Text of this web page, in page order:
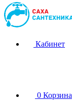
Кабинет
0 Корзина